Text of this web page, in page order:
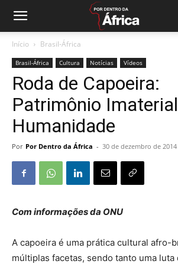
Início Brasil-África
Brasil-África Cultura Notícias Vídeos
Roda de Capoeira:
Patrimônio
Humanidade
Por Por Dentro da África - 30 de dezembro de 2014
Com informações da ONU
A capoeira é uma prática cultural afro-
múltiplas facetas, sendo tanto uma luta